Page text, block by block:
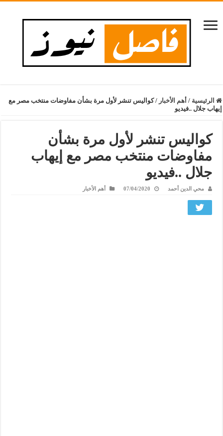
الرئيسية / أهم الأخبار / كواليس تنشر لأول مرة بشأن مفاوضات منتخب مصر مع
إيهاب جلال ..فيديو
كواليس تنشر لأول مرة بشأن
مفاوضات منتخب مصر مع إيهاب
جلال ..فيديو
محي الدين أحمد 07/04/2020 أهم الأخبار